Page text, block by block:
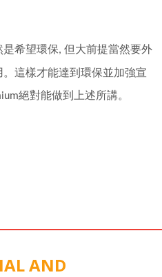
是希望環保, 但大前提當然要外
這樣才能達到環保並加強宣
絕對能做到上述所講。
AND